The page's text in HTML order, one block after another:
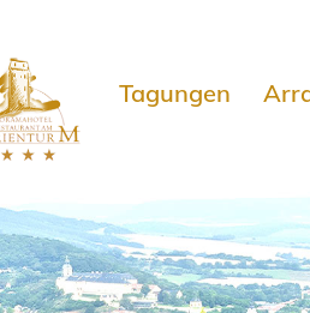
Tagungen